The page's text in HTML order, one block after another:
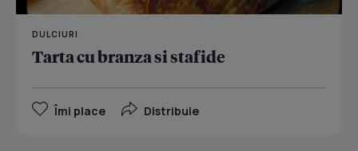
DULCIURI
Tarta cu branza si stafide
Îmi place Distribuie